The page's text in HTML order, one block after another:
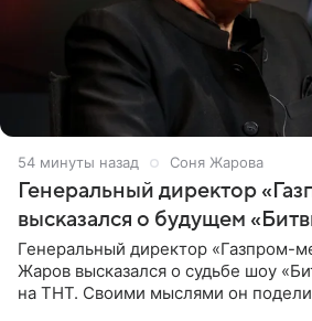
54 минуты назад Соня Жарова
Генеральный директор
высказался о будущем
Генеральный директор «Газпром-
Жаров высказался о судьбе шоу
на ТНТ. Своими мыслями он